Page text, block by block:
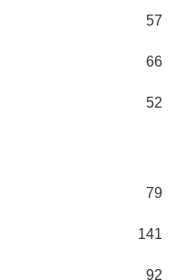
57
66
52
79
141
92